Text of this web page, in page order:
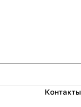
Контакты